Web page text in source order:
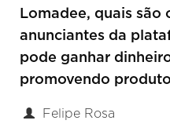
Lomadee, quais são
anunciantes da
pode ganhar
promovendo
Felipe Rosa